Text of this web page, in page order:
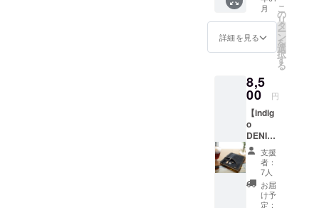
は、サ
イズ見
本用で
すので
返礼品
まれま
せん。
＜仕
様・材
質＞ サ
イズ：
縦
120mm
85mm
厚さ
100%か
ら作ら
「竹紙
100」
店頭で
も人気
の紙か
ら選ば
せて頂
きま
す。 ＜
仕様・
材質＞
サイ
ズ：B6
サイ
バラン
スが取
店人気
No.1、
用紙
は、在
庫状況
により
変更に
なりま
すこと
をご了
承くだ
さい。
程よい
するの
にちょ
い大き
さで
トさと
記入で
きる容
量のバ
ランス
が取れ
た当店
人気
No.1、
B6サイ
ズ。 中
「Refi
stick」
、
「Refill
strap」
が１つ
ずつ
入って
いま
す。
Refimo
Stick
は、ア
クセサ
リーの
ども達
へ贈る
ノート
いた方
のお名
前（イ
ニシャ
ル）を
記入さ
せて頂
きま
す。
①Refi
mo Gift
１冊】
①レ
ザー
ノート
（A5サ
とお礼
のメッ
セージ
②こど
も達へ
ノート
を１冊
お贈り
しま
す。 こ
ども達
へ贈る
月
詳細を見る
こ
の
リ
タ
ー
ン
を
選
択
す
る
8,5
00 円
【indig
o
DENIM
ノート
（A5サ
イズ）
とお礼
のメッ
セージ
支援
者：
7人
お届
け予
定：